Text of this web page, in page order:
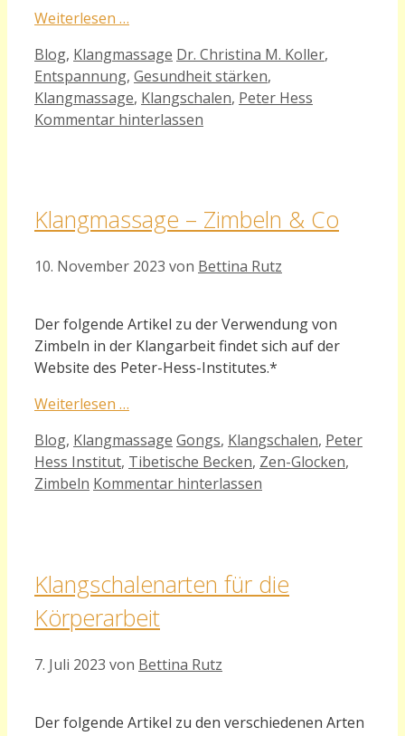
Weiterlesen …
Kategorien
Blog, Klangmassage Schlagwörter
Dr. Christina M. Koller,
Entspannung, Gesundheit stärken,
Klangmassage, Klangschalen, Peter Hess
Kommentar hinterlassen
Klangmassage – Zimbeln & Co
10. November 2023 von Bettina Rutz
Der folgende Artikel zu der Verwendung von
Zimbeln in der Klangarbeit findet sich auf der
Website des Peter-Hess-Institutes.*
Weiterlesen …
Kategorien
Blog, Klangmassage Schlagwörter
Gongs, Klangschalen, Peter
Hess Institut, Tibetische Becken, Zen-Glocken,
Zimbeln Kommentar hinterlassen
Klangschalenarten für die
Körperarbeit
7. Juli 2023 von Bettina Rutz
Der folgende Artikel zu den verschiedenen Arten